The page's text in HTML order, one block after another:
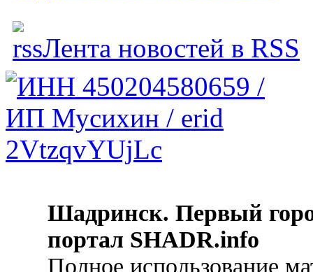
Лента новостей в RSS
Шадринск. Первый
портал SHADR.info
Полное использование